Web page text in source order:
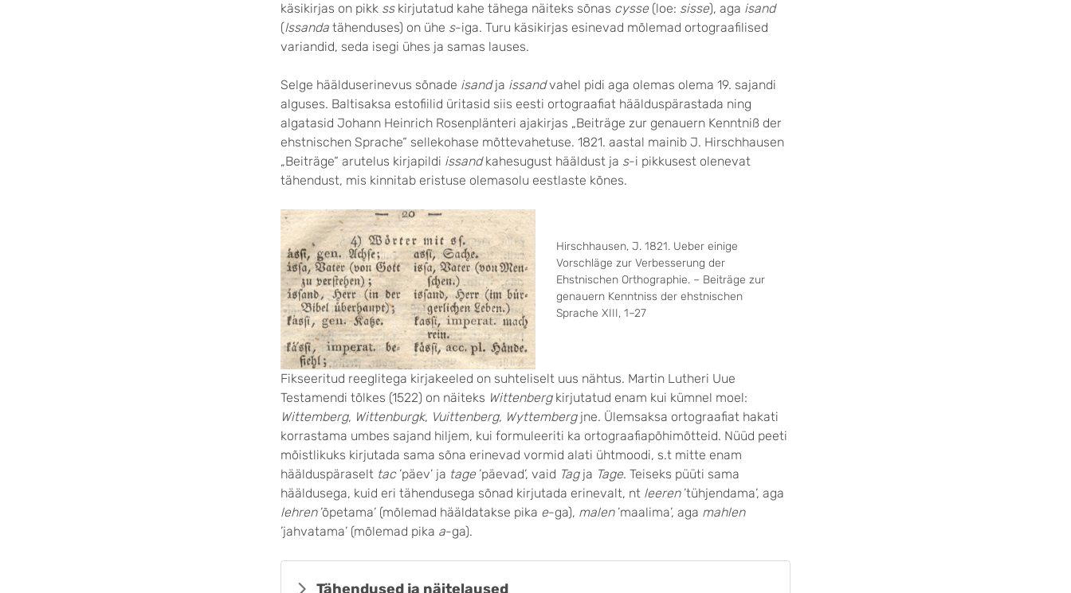
käsikirjas on pikk sskirjutatud kahe tähega näiteks sõnas cysse(loe: sisse), aga isand
(Issanda tähenduses) on ühe s-iga. Turu käsikirjas esinevad mõlemad ortograafilised
variandid, seda isegi ühes ja samas lauses.
Selge häälduserinevus sõnade isandja issandvahel pidi aga olemas olema 19. sajandi
alguses. Baltisaksa estofiilid üritasid siis eesti ortograafiat häälduspärastada ning
algatasid Johann Heinrich Rosenplänteri ajakirjas „Beiträge zur genauern Kenntniß der
ehstnischen Sprache“ sellekohase mõttevahetuse. 1821. aastal mainib J. Hirschhausen
„Beiträge“ arutelus kirjapildi issandkahesugust hääldust ja s-i pikkusest olenevat
tähendust, mis kinnitab eristuse olemasolu eestlaste kõnes.
Hirschhausen, J. 1821. Ueber einige
Vorschläge zur Verbesserung der
Ehstnischen Orthographie. – Beiträge zur
genauern Kenntniss der ehstnischen
Sprache XIII, 1–27
Fikseeritud reeglitega kirjakeeled on suhteliselt uus nähtus. Martin Lutheri Uue
Testamendi tõlkes (1522) on näiteks Wittenbergkirjutatud enam kui kümnel moel:
Wittemberg, Wittenburgk, Vuittenberg, Wyttembergjne. Ülemsaksa ortograafiat hakati
korrastama umbes sajand hiljem, kui formuleeriti ka ortograafiapõhimõtteid. Nüüd peeti
mõistlikuks kirjutada sama sõna erinevad vormid alati ühtmoodi, s.t mitte enam
häälduspäraselt tac’päev’ ja tage’päevad’, vaid Tagja Tage. Teiseks püüti sama
hääldusega, kuid eri tähendusega sõnad kirjutada erinevalt, nt leeren’tühjendama’, aga
lehren’õpetama’ (mõlemad hääldatakse pika e-ga), malen’maalima’, aga mahlen
’jahvatama’ (mõlemad pika a-ga).
Tähendused ja näitelaused